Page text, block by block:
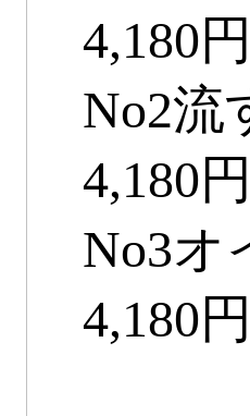
4,180円
No2
4,180円
No3
4,180円